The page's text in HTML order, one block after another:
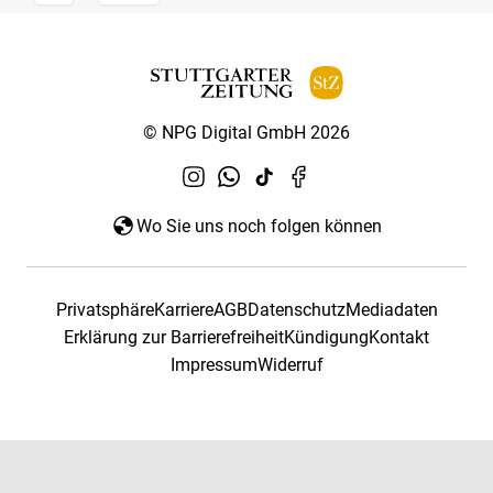
© NPG Digital GmbH 2026
Wo Sie uns noch folgen können
PrivatsphäreKarriereAGBDatenschutzMediadaten
Erklärung zur BarrierefreiheitKündigungKontakt
ImpressumWiderruf